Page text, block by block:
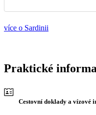
více o Sardinii
Praktické
Cestovní doklady a vízové